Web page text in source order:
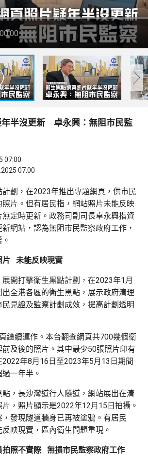
年半沒更新 卓永興：無阻市民監
07:00
07:00
劃，在2023年推出專題網頁，供市民
片。但有居民指，網站照片未能反映
定時更新。政務司副司長卓永興指資
網站，認為無阻市民監察政府工作，
片 未能反映現實
開打擊衛生黑點計劃，在2023年1月
全港各區的衛生黑點，展示政府清理
見證及監察計劃成效，提高計劃透明
繼續運作。本台翻查網頁共700幾個衛
及後的照片。其中最少50張照片印有
年8月16日至2023年5月13日期間
一年半。
，長沙灣道行人隧道，網站展出在清
，照片顯示是2022年12月15日拍攝。
發現隧道牆身已再被塗鴉。有居民
映現實，區內衛生問題重現。
拍照不實際 無損市民監察政府工作